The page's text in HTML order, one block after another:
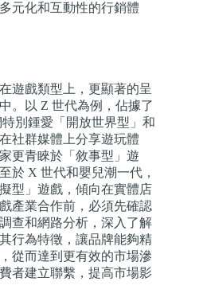
元化和互動性的行銷體
遊戲類型上，更顯著的呈
。以 Z 世代為例，佔據了
別鍾愛「開放世界型」和
社群媒體上分享遊玩體
更青睞於「敘事型」遊
於 X 世代和嬰兒潮一代，
型」遊戲，傾向在實體店
產業合作前，必須先確認
查和網路分析，深入了解
行為特徵，讓品牌能夠精
從而達到更有效的市場滲
者建立聯繫，提高市場影